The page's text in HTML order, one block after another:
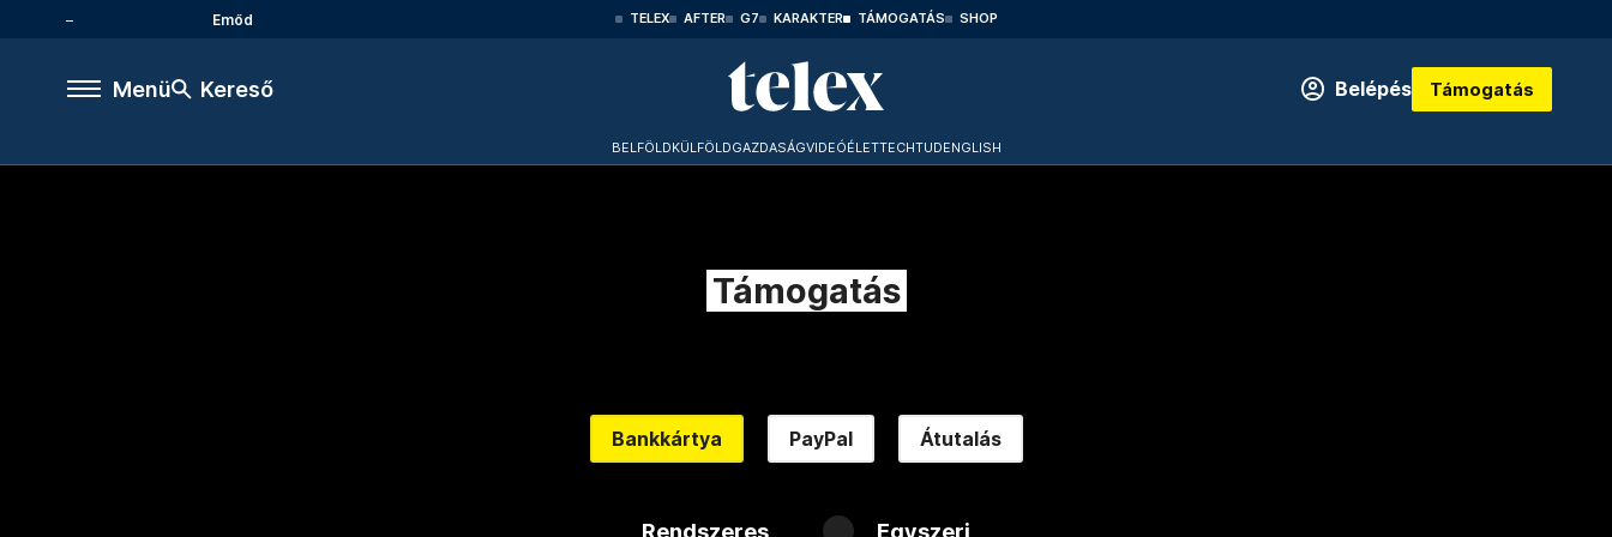
Emőd TELEX AFTER G7 KARAKTER TÁMOGATÁS SHOP
Menü Kereső Belépés Támogatás
BELFÖLDKÜLFÖLDGAZDASÁGVIDEÓÉLETTECHTUDENGLISH
Támogatás
Bankkártya PayPal Átutalás
Rendszeres Egyszeri